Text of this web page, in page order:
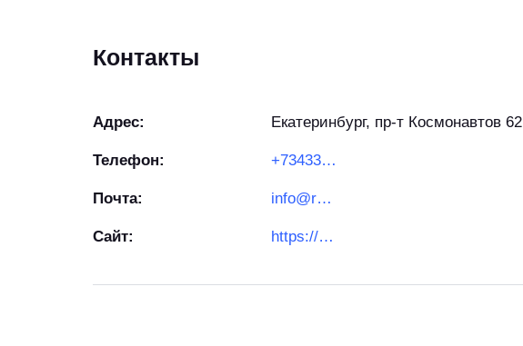
Контакты
Адрес: Екатеринбург, пр-т Космонавтов 62
Телефон: +73433638603
Почта: info@respotec.ru
Сайт: https://respotec.ru/